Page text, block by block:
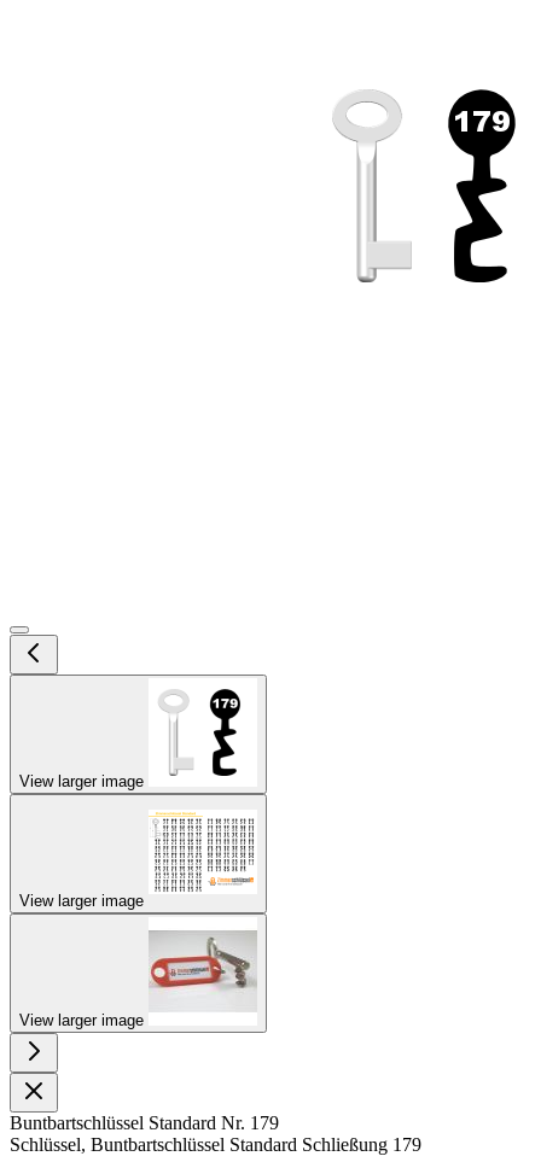
View larger image
View larger image
View larger image
Buntbartschlüssel Standard Nr. 179
Schlüssel, Buntbartschlüssel Standard Schließung 179